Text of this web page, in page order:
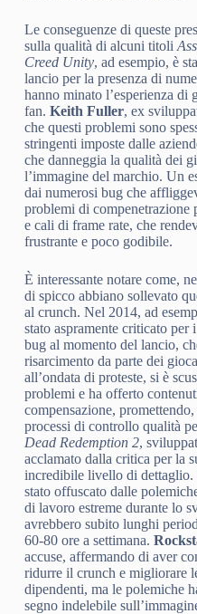
Le conseguenze di queste
sulla qualità di alcuni titoli
Creed Unity, ad esempio, è
lancio per la presenza di
hanno minato l’esperienza di
fan. Keith Fuller, ex
che questi problemi sono
stringenti imposte dalle
che danneggia la qualità dei
l’immagine del marchio. Un
dai numerosi bug che
problemi di compenetrazione
e cali di frame rate, che
frustrante e poco godibile.
È interessante notare come,
di spicco abbiano sollevato
al crunch. Nel 2014, ad
stato aspramente criticato
bug al momento del lancio,
risarcimento da parte dei
all’ondata di proteste, si è
problemi e ha offerto
compensazione,
processi di controllo qualità
Dead Redemption 2,
acclamato dalla critica per la
incredibile livello di dettaglio.
stato offuscato dalle
di lavoro estreme durante lo
avrebbero subito lunghi
60-80 ore a settimana.
accuse, affermando di aver
ridurre il crunch e migliorare
dipendenti, ma le polemiche
segno indelebile